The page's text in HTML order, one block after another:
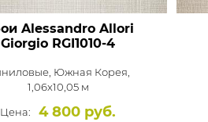
Alessandro Allori
Giorgio RGI1010-4
Южная Корея,
1,06x10,05 м
Цена:
4 800 руб.